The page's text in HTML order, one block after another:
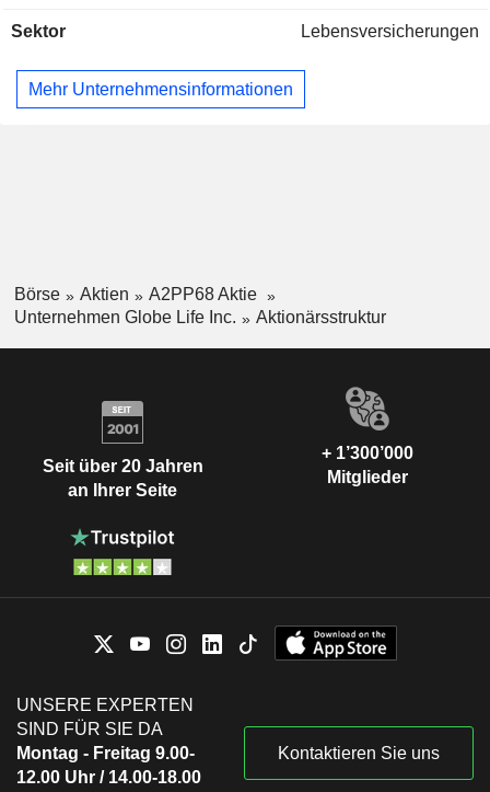
China
0.01%
Sektor Lebensversicherungen
Mehr Unternehmensinformationen
Börse Aktien
A2PP68 Aktie
Unternehmen Globe Life Inc.
Aktionärsstruktur
Seit über 20 Jahren
an Ihrer Seite
+ 1’300’000
Mitglieder
UNSERE EXPERTEN
SIND FÜR SIE DA
Montag - Freitag 9.00-
12.00 Uhr / 14.00-18.00
Kontaktieren Sie uns